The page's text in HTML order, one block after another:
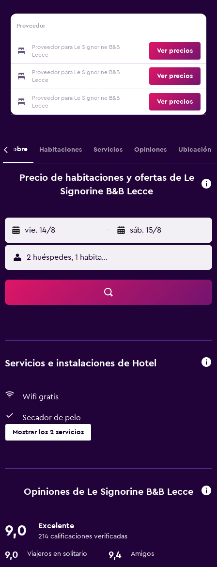
Proveedor
Proveedor para Le Signorine B&B
Lecce
Ver precios
Proveedor para Le Signorine B&B
Lecce
Ver precios
Proveedor para Le Signorine B&B
Lecce
Ver precios
Sobre Habitaciones Servicios Opiniones Ubicación
Precio de habitaciones y ofertas de Le
Signorine B&B Lecce
vie. 14/8 - sáb. 15/8
2 huéspedes, 1 habitación
Servicios e instalaciones de Hotel
Wifi gratis
Secador de pelo
Mostrar los 2 servicios
Secador de pelo
Servicios básicos
Opiniones de Le Signorine B&B Lecce
9,0 Excelente
214 calificaciones verificadas
9,0 Viajeros en solitario 9,4 Amigos